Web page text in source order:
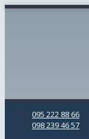
095 222 88 66
098 239 46 57